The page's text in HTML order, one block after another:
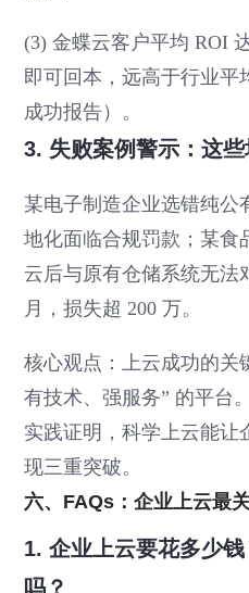
(3) 金蝶云客户平均 ROI
即可回本，远高于行业平
成功报告）。
3. 失败案例警示：这些
某电子制造企业选错纯公
地化面临合规罚款；某食
云后与原有仓储系统无法
月，损失超 200 万。
核心观点：上云成功的关
有技术、强服务” 的平台
实践证明，科学上云能让
现三重突破。
六、FAQs：企业上云最
1. 企业上云要花多少
吗？